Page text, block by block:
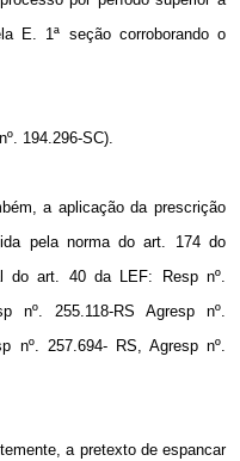
E. 1ª seção corroborando o
194.296-SC).
a aplicação da prescrição
pela norma do art. 174 do
do art. 40 da LEF: Resp nº.
nº. 255.118-RS Agresp nº.
nº. 257.694- RS, Agresp nº.
a pretexto de espancar